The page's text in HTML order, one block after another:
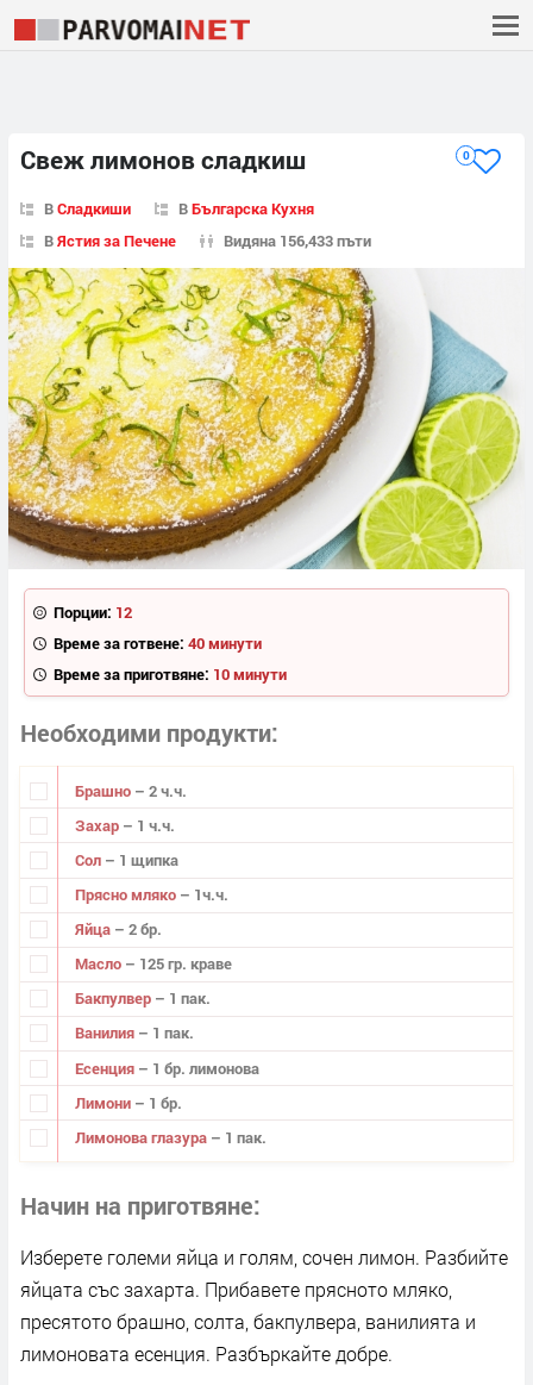
Свеж лимонов сладкиш 0
ВСладкиши ВБългарска Кухня
ВЯстия за Печене Видяна 156,433 пъти
Порции: 12
Време за готвене: 40 минути
Време за приготвяне: 10 минути
Необходими продукти
Брашно – 2 ч.ч.
Захар – 1 ч.ч.
Сол – 1 щипка
Прясно мляко – 1ч.ч.
Яйца – 2 бр.
Масло – 125 гр. краве
Бакпулвер – 1 пак.
Ванилия – 1 пак.
Есенция – 1 бр. лимонова
Лимони – 1 бр.
Лимонова глазура – 1 пак.
Начин на приготвяне
Изберете големи яйца и голям, сочен лимон. Разбийте
яйцата със захарта. Прибавете прясното мляко,
пресятото брашно, солта, бакпулвера, ванилията и
лимоновата есенция. Разбъркайте добре.